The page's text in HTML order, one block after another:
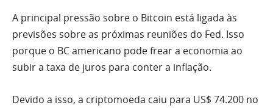
A principal pressão sobre o Bitcoin está ligada às
previsões sobre as próximas reuniões do Fed. Isso
porque o BC americano pode frear a economia ao
subir a taxa de juros para conter a inflação.
Devido a isso, a criptomoeda caiu para US$ 74.200 no